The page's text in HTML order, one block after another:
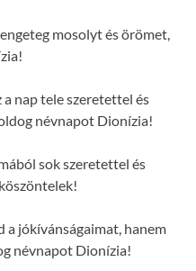
mosolyt és örömet,
a nap tele szeretettel és
névnapot Dionízia!
sok szeretettel és
a jókívánságaimat, hanem
névnapot Dionízia!